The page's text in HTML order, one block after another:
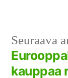
Seuraava
kauppaa